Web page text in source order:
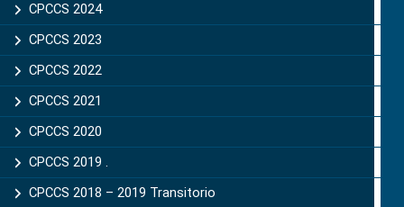
CPCCS 2024
CPCCS 2023
CPCCS 2022
CPCCS 2021
CPCCS 2020
CPCCS 2019 .
CPCCS 2018 – 2019 Transitorio